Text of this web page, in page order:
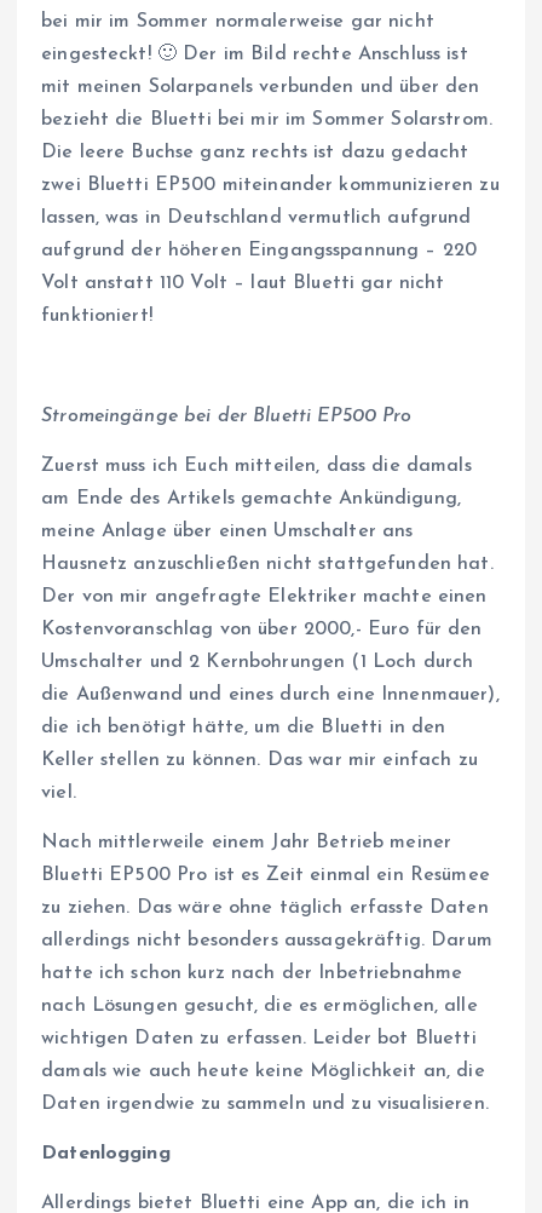
bei mir im Sommer normalerweise gar nicht
eingesteckt! 🙂 Der im Bild rechte Anschluss ist
mit meinen Solarpanels verbunden und über den
bezieht die Bluetti bei mir im Sommer Solarstrom.
Die leere Buchse ganz rechts ist dazu gedacht
zwei Bluetti EP500 miteinander kommunizieren zu
lassen, was in Deutschland vermutlich aufgrund
aufgrund der höheren Eingangsspannung – 220
Volt anstatt 110 Volt – laut Bluetti gar nicht
funktioniert!
Stromeingänge bei der Bluetti EP500 Pro
Zuerst muss ich Euch mitteilen, dass die damals
am Ende des Artikels gemachte Ankündigung,
meine Anlage über einen Umschalter ans
Hausnetz anzuschließen nicht stattgefunden hat.
Der von mir angefragte Elektriker machte einen
Kostenvoranschlag von über 2000,- Euro für den
Umschalter und 2 Kernbohrungen (1 Loch durch
die Außenwand und eines durch eine Innenmauer),
die ich benötigt hätte, um die Bluetti in den
Keller stellen zu können. Das war mir einfach zu
viel.
Nach mittlerweile einem Jahr Betrieb meiner
Bluetti EP500 Pro ist es Zeit einmal ein Resümee
zu ziehen. Das wäre ohne täglich erfasste Daten
allerdings nicht besonders aussagekräftig. Darum
hatte ich schon kurz nach der Inbetriebnahme
nach Lösungen gesucht, die es ermöglichen, alle
wichtigen Daten zu erfassen. Leider bot Bluetti
damals wie auch heute keine Möglichkeit an, die
Daten irgendwie zu sammeln und zu visualisieren.
Datenlogging
Allerdings bietet Bluetti eine App an, die ich in